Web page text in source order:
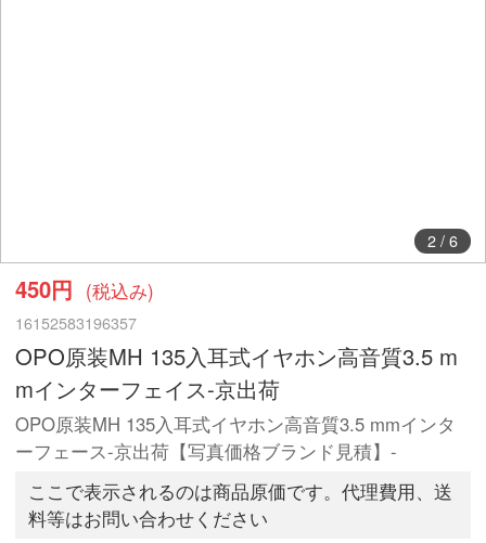
2/ 6
450円 (税込み)
16152583196357
OPO原装MH 135入耳式イヤホン高音質3.5 m
mインターフェイス-京出荷
OPO原装MH 135入耳式イヤホン高音質3.5 mmインタ
ーフェース-京出荷【写真価格ブランド見積】-
ここで表示されるのは商品原価です。代理費用、送
料等はお問い合わせください